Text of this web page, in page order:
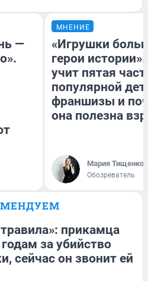
—
МНЕНИЕ
«Игрушки
герои
учит пятая
популярной
франшизы и
она полезна
Мария Тищенко
Обозреватель
прикамца
за убийство
сейчас он звонит ей